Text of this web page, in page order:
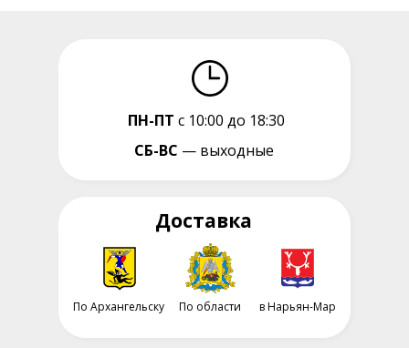
ПН-ПТ с 10:00 до 18:30
СБ-ВС — выходные
Доставка
По Архангельску в Нарьян-Мар
По области